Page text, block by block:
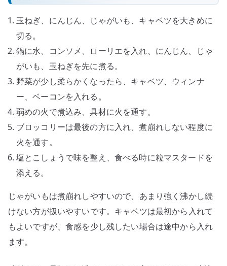
玉ねぎ、にんじん、じゃがいも、キャベツを大きめに
切る。
鍋に水、コンソメ、ローリエを入れ、にんじん、じゃ
がいも、玉ねぎを先に煮る。
野菜が少し柔らかくなったら、キャベツ、ウィンナ
ー、ベーコンを入れる。
弱めの火で煮込み、具材に火を通す。
ブロッコリーは最後の方に入れ、煮崩れしない程度に
火を通す。
塩とこしょうで味を整え、食べる時に粒マスタードを
添える。
じゃがいもは煮崩れしやすいので、あまり強く沸かし続
けない方が扱いやすいです。キャベツは最初から入れて
もよいですが、食感を少し残したい場合は途中から入れ
ます。